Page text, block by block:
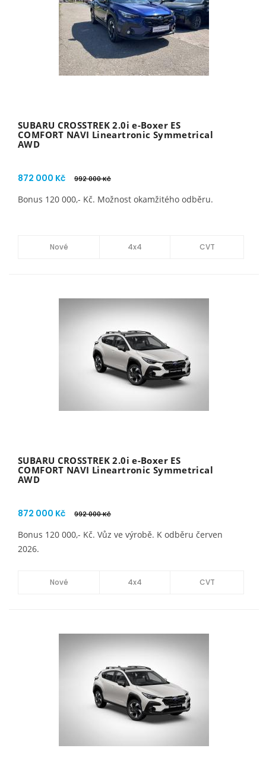
SUBARU CROSSTREK 2.0i e-Boxer ES
COMFORT NAVI Lineartronic Symmetrical
AWD
872 000 Kč 992 000 Kč
Bonus 120 000,- Kč. Možnost okamžitého odběru.
Nové 4x4 CVT
SUBARU CROSSTREK 2.0i e-Boxer ES
COMFORT NAVI Lineartronic Symmetrical
AWD
872 000 Kč 992 000 Kč
Bonus 120 000,- Kč. Vůz ve výrobě. K odběru červen
2026.
Nové 4x4 CVT